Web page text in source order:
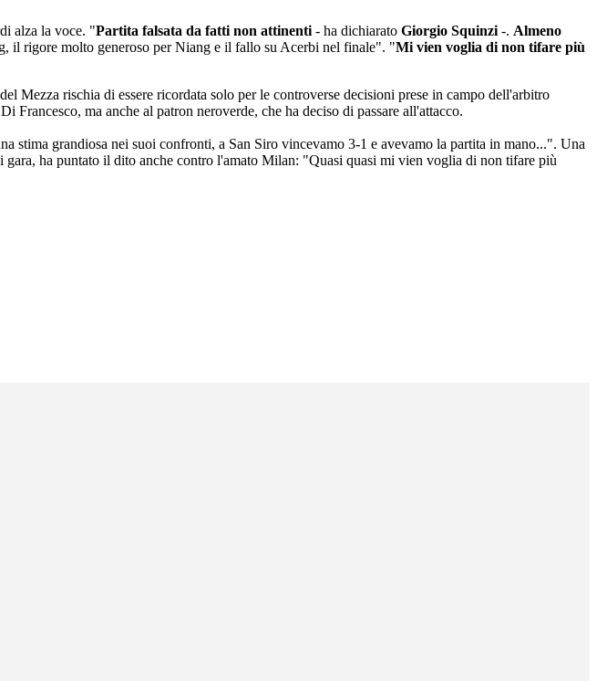
alza la voce. "Partita falsata da fatti non attinenti - ha dichiarato Giorgio Squinzi -. Almeno
il rigore molto generoso per Niang e il fallo su Acerbi nel finale". "Mi vien voglia di non tifare più
Mezza rischia di essere ricordata solo per le controverse decisioni prese in campo dell'arbitro
ma anche al patron neroverde, che ha deciso di passare all'attacco.
stima grandiosa nei suoi confronti, a San Siro vincevamo 3-1 e avevamo la partita in mano...". Una
ha puntato il dito anche contro l'amato Milan: "Quasi quasi mi vien voglia di non tifare più